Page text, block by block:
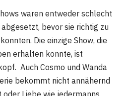
waren entweder schlecht
bevor sie richtig zu
Die einzige Show, die
erhalten konnte, ist
Auch Cosmo und Wanda
bekommt nicht annähernd
Liebe wie jedermanns